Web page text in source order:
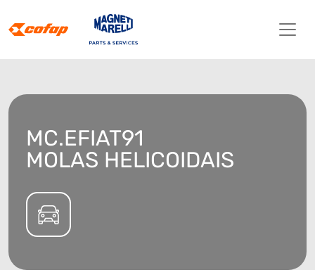
MC.EFIAT91
MOLAS HELICOIDAIS